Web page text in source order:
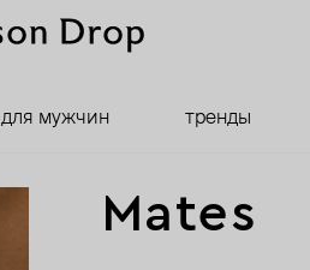
для мужчин тренды
Mates